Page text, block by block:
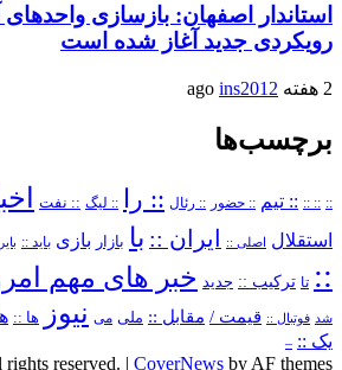
استاندار اصفهان: بازسازی
رویکردی جدید آغاز شده است
2 هفته ago ins2012
برچسب‌ها
::
:: :: :: تیم :: حضور :: رئال :: را :: لیگ :: نفت
استقلال اصلی :: ایران :: با بازار بازی باید ::
:: تا ترکیب :: جدید خبر های مهم
شد فوتبال :: قیمت / مقابل :: ملی می نیوز ها ::
یک :: –
reserved. | CoverNews by AF themes.